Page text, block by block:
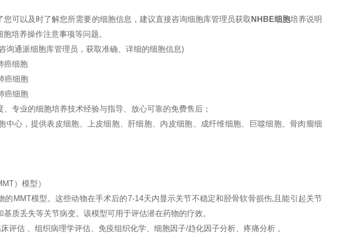
可以及时了解您所需要的细胞信息，建议直接咨询细胞库管理员获取 NHBE细胞培养说明
培养操作注意事项等问题。
询通派细胞库管理员，获取准确、详细的细胞信息)
细胞
细胞
细胞
专业的细胞培养技术经验与指导、放心可靠的免费售后；
中心，提供表皮细胞、上皮细胞、肝细胞、内皮细胞、成纤维细胞、巨噬细胞、骨肉瘤细
）模型）
的MMT模型。这些动物在手术后的7-14天内显示关节不稳定和胫骨软骨损伤,且能引起关节
质丢失等关节病变。该模型可用于评估潜在药物的疗效。
评估 、组织病理学评估、免疫组织化学、细胞因子/趋化因子分析、疼痛分析 。